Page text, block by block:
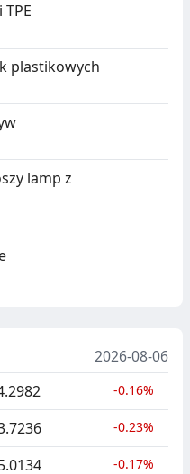
plastikowych
lamp z
2026-08-06
-0.16%
-0.23%
-0.17%